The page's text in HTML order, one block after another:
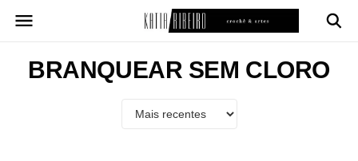
para
conteúdoBRANQUEAR SEM CLORO